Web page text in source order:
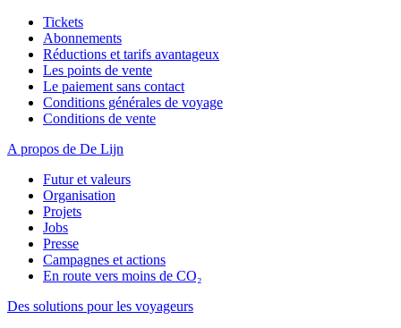
Tickets
Abonnements
Réductions et tarifs avantageux
Les points de vente
Le paiement sans contact
Conditions générales de voyage
Conditions de vente
A propos de De Lijn
Futur et valeurs
Organisation
Projets
Jobs
Presse
Campagnes et actions
En route vers moins de CO₂
Des solutions pour les voyageurs